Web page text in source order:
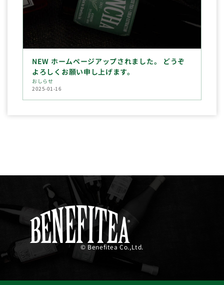
NEW ホームページアップされました。 どうぞ
よろしくお願い申し上げます。
おしらせ
2025-01-16
© Benefitea Co.,Ltd.